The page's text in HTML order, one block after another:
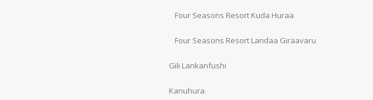
Four Seasons Resort Kuda Huraa
Four Seasons Resort Landaa Giraavaru
Gili Lankanfushi
Kanuhura